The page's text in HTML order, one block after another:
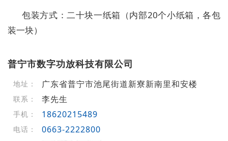
包装方式 ：二十块一纸箱（内部20个小纸箱，各包
装一块）
普宁市数字功放科技有限公司
地址： 广东省普宁市池尾街道新寮新南里和安楼
联系： 李先生
手机： 18620215489
电话： 0663-2222800